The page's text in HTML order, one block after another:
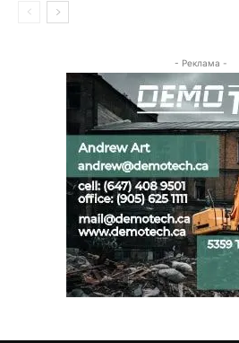
- Реклама -